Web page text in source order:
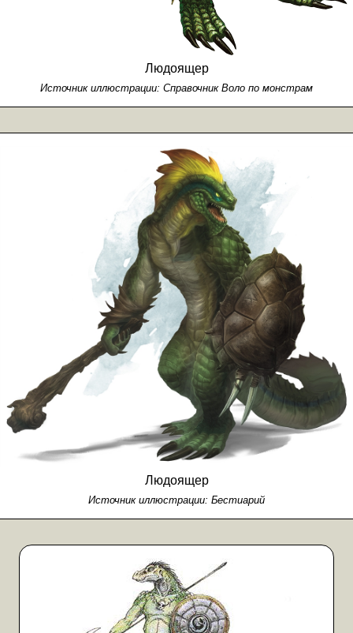
Людоящер
Источник иллюстрации: Справочник Воло по монстрам
Людоящер
Источник иллюстрации: Бестиарий